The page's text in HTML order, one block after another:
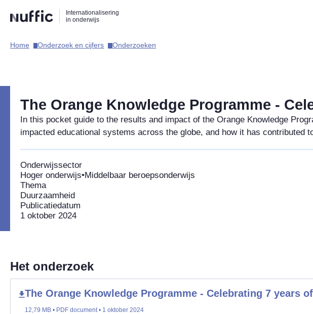
naar
zoekfunctie
naar
hoofdnavigatie
naar
inhoud
Internationalisering
in onderwijs
Hoofdnavigatie
Home​ Onderzoek en cijfers​ Onderzoeken​
The Orange Knowledge Programme -
In this pocket guide to the results and impact of the Orange Knowledge
impacted educational systems across the globe, and how it has contributed
Onderwijssector
Hoger onderwijs•Middelbaar beroepsonderwijs
Thema
Duurzaamheid
Publicatiedatum
1 oktober 2024
Het onderzoek
The Orange Knowledge Programme - Celebrating 7 years
12,79 MB • PDF document • 1 oktober 2024